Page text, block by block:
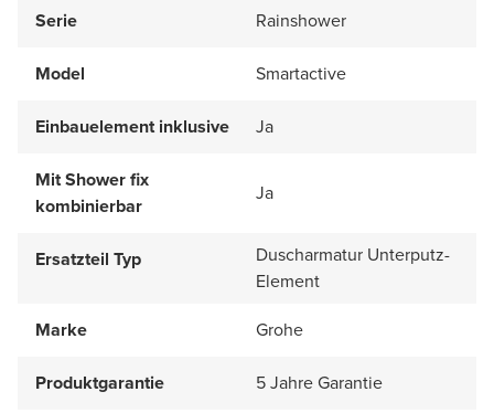
Serie
Rainshower
Model Smartactive
Einbauelement inklusive Ja
Mit Shower fix
kombinierbar
Ja
Ersatzteil Typ
Duscharmatur Unterputz-
Element
Marke
Grohe
Produktgarantie
5 Jahre Garantie